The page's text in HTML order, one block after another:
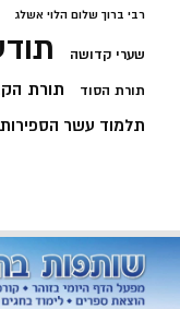
רבי ברוך שלום הלוי אשלג
שערי קדושה
תורת הסוד תורת
תלמוד עשר הספירות